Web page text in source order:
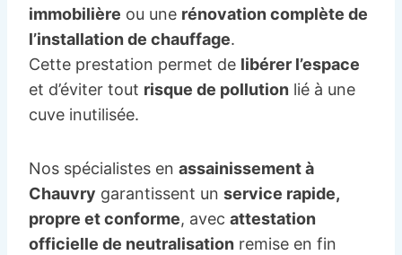
immobilière ou une rénovation complète de
l’installation de chauffage.
Cette prestation permet de libérer l’espace
et d’éviter tout risque de pollution lié à une
cuve inutilisée.
Nos spécialistes en assainissement à
Chauvry garantissent un service rapide,
propre et conforme, avec attestation
officielle de neutralisation remise en fin